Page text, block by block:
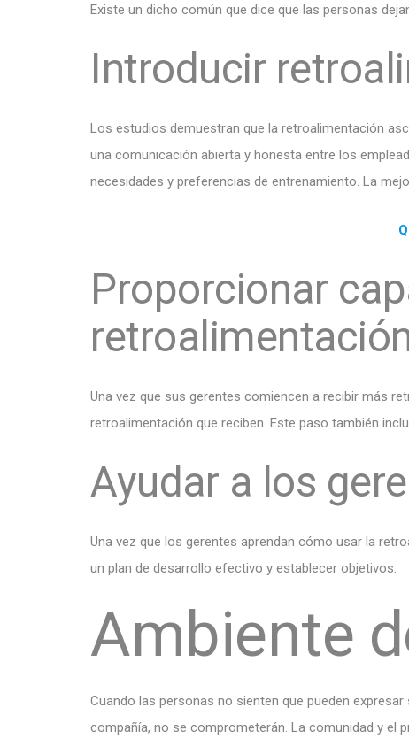
Existe un dicho común que dice que las personas
Introducir
Los estudios demuestran que la retroalimentación
una comunicación abierta y honesta entre los
necesidades y preferencias de entrenamiento. La
Proporcionar
Una vez que sus gerentes comiencen a recibir más
retroalimentación que reciben. Este paso también
Ayudar a los
Una vez que los gerentes aprendan cómo usar la
un plan de desarrollo efectivo y establecer objetivos.
Ambiente
Cuando las personas no sienten que pueden
compañía, no se comprometerán. La comunidad y el